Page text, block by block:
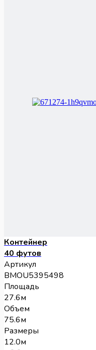
Контейнер
40 футов
Артикул
BMOU5395498
Площадь
27.6м
Объем
75.6м
Размеры
12.0м